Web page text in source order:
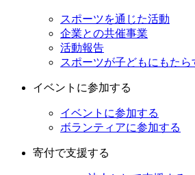
スポーツを通じた活動
企業との共催事業
活動報告
スポーツが子どもにもたら
イベントに参加する
イベントに参加する
ボランティアに参加する
寄付で支援する